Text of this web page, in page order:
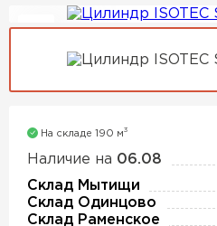
На складе 190 м3
Наличие на 06.08
Склад Мытищи
Склад Одинцово
Склад Раменское
Утеплитель Knauf
Утеплитель
Утеплитель Isover